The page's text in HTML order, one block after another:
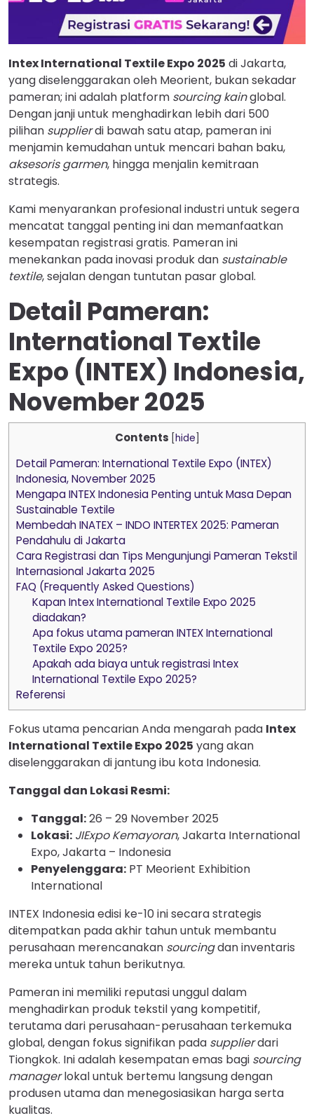
Intex International Textile Expo 2025 di Jakarta,
yang diselenggarakan oleh Meorient, bukan sekadar
pameran; ini adalah platform sourcing kainglobal.
Dengan janji untuk menghadirkan lebih dari 500
pilihan supplierdi bawah satu atap, pameran ini
menjamin kemudahan untuk mencari bahan baku,
aksesoris garmen, hingga menjalin kemitraan
strategis.
Kami menyarankan profesional industri untuk segera
mencatat tanggal penting ini dan memanfaatkan
kesempatan registrasi gratis. Pameran ini
menekankan pada inovasi produk dan sustainable
textile, sejalan dengan tuntutan pasar global.
Detail Pameran:
International Textile
Expo (INTEX) Indonesia,
November 2025
Contents [hide
Detail Pameran: International Textile Expo (INTEX)
Indonesia, November 2025
Mengapa INTEX Indonesia Penting untuk Masa Depan
Sustainable Textile
Membedah INATEX – INDO INTERTEX 2025: Pameran
Pendahulu di Jakarta
Cara Registrasi dan Tips Mengunjungi Pameran Tekstil
Internasional Jakarta 2025
FAQ (Frequently Asked Questions)
Kapan Intex International Textile Expo 2025
diadakan?
Apa fokus utama pameran INTEX International
Textile Expo 2025?
Apakah ada biaya untuk registrasi Intex
International Textile Expo 2025?
Referensi
Fokus utama pencarian Anda mengarah pada Intex
International Textile Expo 2025 yang akan
diselenggarakan di jantung ibu kota Indonesia.
Tanggal dan Lokasi Resmi:
Tanggal:26 – 29 November 2025
Lokasi: JIExpo Kemayoran, Jakarta International
Expo, Jakarta – Indonesia
Penyelenggara: PT Meorient Exhibition
International
INTEX Indonesia edisi ke-10 ini secara strategis
ditempatkan pada akhir tahun untuk membantu
perusahaan merencanakan sourcingdan inventaris
mereka untuk tahun berikutnya.
Pameran ini memiliki reputasi unggul dalam
menghadirkan produk tekstil yang kompetitif,
terutama dari perusahaan-perusahaan terkemuka
global, dengan fokus signifikan pada supplierdari
Tiongkok. Ini adalah kesempatan emas bagi sourcing
managerlokal untuk bertemu langsung dengan
produsen utama dan menegosiasikan harga serta
kualitas.